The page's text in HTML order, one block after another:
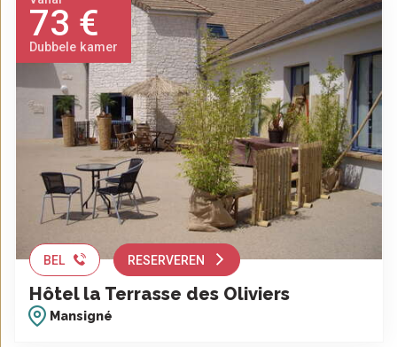
73 €
Dubbele kamer
BEL RESERVEREN
Hôtel la Terrasse des Oliviers
Mansigné